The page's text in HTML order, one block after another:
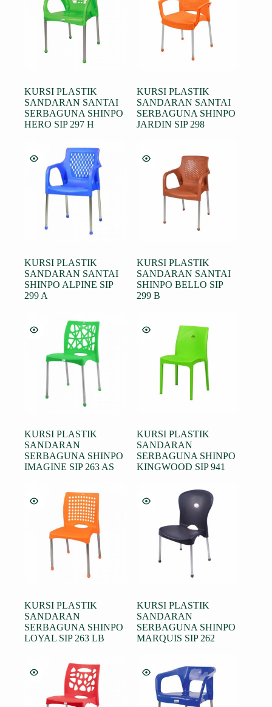
KURSI PLASTIK
SANDARAN SANTAI
SERBAGUNA SHINPO
HERO SIP 297 H
KURSI PLASTIK
SANDARAN SANTAI
SERBAGUNA SHINPO
JARDIN SIP 298
KURSI PLASTIK
SANDARAN SANTAI
SHINPO ALPINE SIP
299 A
KURSI PLASTIK
SANDARAN SANTAI
SHINPO BELLO SIP
299 B
KURSI PLASTIK
SANDARAN
SERBAGUNA SHINPO
IMAGINE SIP 263 AS
KURSI PLASTIK
SANDARAN
SERBAGUNA SHINPO
KINGWOOD SIP 941
KURSI PLASTIK
SANDARAN
SERBAGUNA SHINPO
LOYAL SIP 263 LB
KURSI PLASTIK
SANDARAN
SERBAGUNA SHINPO
MARQUIS SIP 262